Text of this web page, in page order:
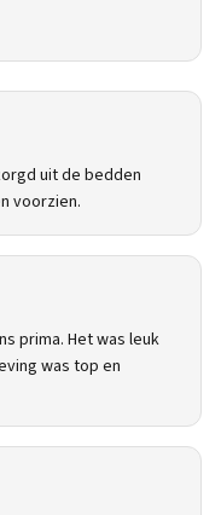
uit de bedden
voorzien.
prima. Het was leuk
was top en